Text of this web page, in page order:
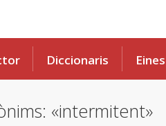
Diccionaris Eines
«intermitent»